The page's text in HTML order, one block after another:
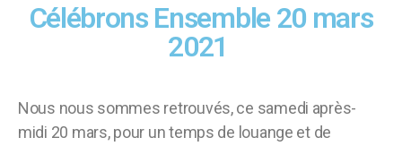
Célébrons Ensemble 20 mars
2021
Nous nous sommes retrouvés, ce samedi après-
midi 20 mars,pour un temps de louange et de